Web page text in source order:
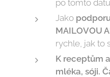
po tomto
Jako
MAILOVOU
rychle, jak to
K receptům
mléka, sóji.